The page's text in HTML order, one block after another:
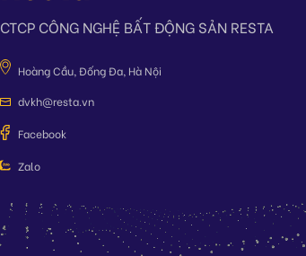
CTCP CÔNG NGHỆ BẤT ĐỘNG SẢN RESTA
Hoàng Cầu, Đống Đa, Hà Nội
dvkh@resta.vn
Facebook
Zalo